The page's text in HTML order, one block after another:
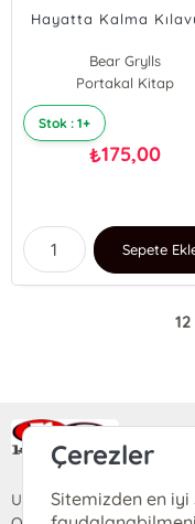
Hayatta Kalma
Bear Grylls
Portakal Kitap
Stok : 1+
₺175,00
Sepete
12
Ra
Uzun Sokak Saray
Çerezler
Sitemizden en iyi